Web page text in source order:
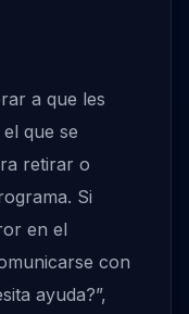
a que les
que se
retirar o
Si
en el
con
ayuda?”,